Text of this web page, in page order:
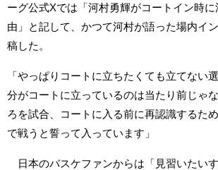
ーグ公式Xでは「河村勇輝がコートイン時
由」と記して、かつて河村が語った場内イ
稿した。
「やっぱりコートに立ちたくても立てない
分がコートに立っているのは当たり前じゃ
ろを試合、コートに入る前に再認識するた
で戦うと誓って入っています」
日本のバスケファンからは「見習いたいす